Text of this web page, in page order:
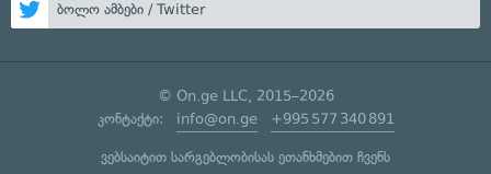
ბოლო ამბები / Twitter
© On.ge LLC, 2015–2026
კონტაქტი: info@on.ge +995 577 340 891
ვებსაიტით სარგებლობისას ეთანხმებით ჩვენს